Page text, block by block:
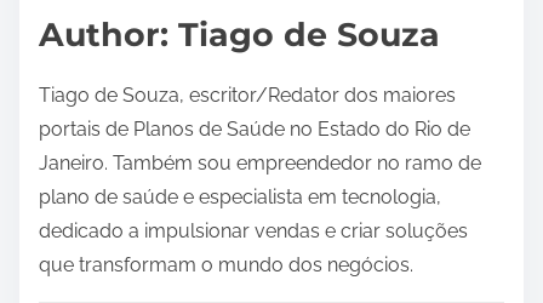
t
i
e
Author: Tiago de Souza
Tiago de Souza, escritor/Redator dos maiores
portais de Planos de Saúde no Estado do Rio de
Janeiro. Também sou empreendedor no ramo de
plano de saúde e especialista em tecnologia,
dedicado a impulsionar vendas e criar soluções
que transformam o mundo dos negócios.